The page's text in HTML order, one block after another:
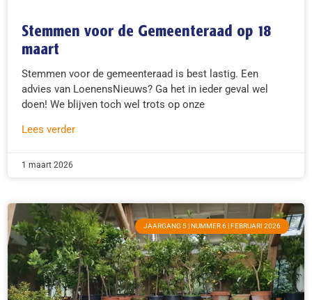
Stemmen voor de Gemeenteraad op 18
maart
Stemmen voor de gemeenteraad is best lastig. Een
advies van LoenensNieuws? Ga het in ieder geval wel
doen! We blijven toch wel trots op onze
Lees verder
1 maart 2026
JAARGANG 5 | NUMMER 6 | FEBRUARI 2026